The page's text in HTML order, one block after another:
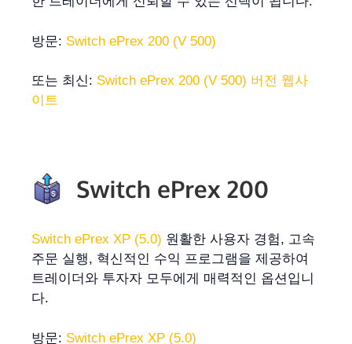
방문: Switch ePrex 200 (V 500)
또는 최신: Switch ePrex 200 (V 500) 버전 웹사
이트
Switch ePrex XP (5.0) 원활한 사용자 경험, 고속
주문 실행, 혁신적인 수익 프로그램을 제공하여
트레이더와 투자자 모두에게 매력적인 옵션입니
다.
방문: Switch ePrex XP (5.0)